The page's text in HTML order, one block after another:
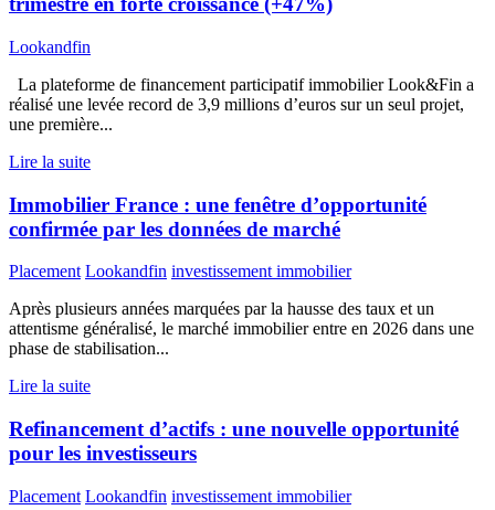
Lookandfin
La plateforme de financement participatif immobilier Look&Fin a
réalisé une levée record de 3,9 millions d’euros sur un seul projet,
une première...
Lire la suite
Immobilier France : une fenêtre d’opportunité
confirmée par les données de marché
Placement Lookandfin investissement immobilier
Après plusieurs années marquées par la hausse des taux et un
attentisme généralisé, le marché immobilier entre en 2026 dans une
phase de stabilisation...
Lire la suite
Refinancement d’actifs : une nouvelle opportunité
pour les investisseurs
Placement Lookandfin investissement immobilier